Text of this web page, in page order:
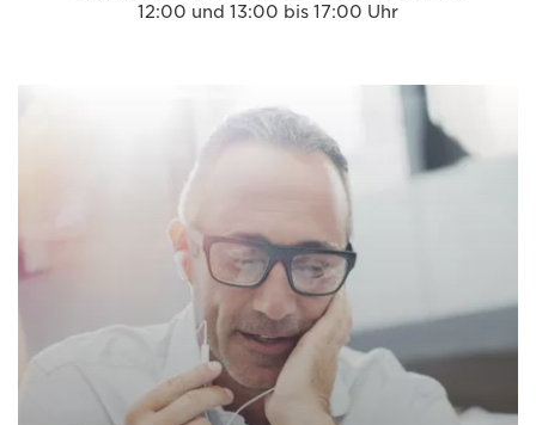
12:00 und 13:00 bis 17:00 Uhr